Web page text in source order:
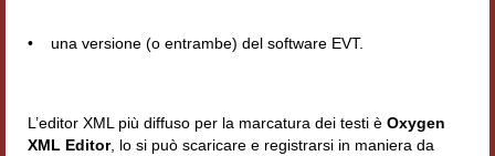
• una versione (o entrambe) del software EVT.
L’editor XML più diffuso per la marcatura dei testi è Oxygen
XML Editor, lo si può scaricare e registrarsi in maniera da